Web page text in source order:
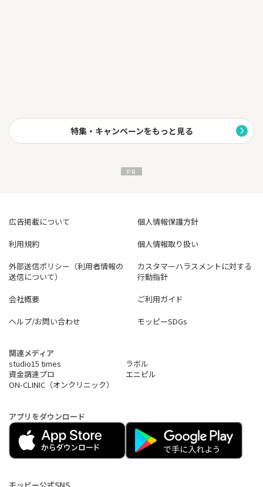
特集・キャンペーンをもっと見る
広告掲載について
個人情報保護方針
利用規約
個人情報取り扱い
外部送信ポリシー（利用者情報の
送信について）
カスタマーハラスメントに対する
行動指針
会社概要
ご利用ガイド
ヘルプ/お問い合わせ
モッピーSDGs
関連メディア
studio15 times
ラボル
資金調達プロ
エニピル
ON-CLINIC（オンクリニック）
アプリをダウンロード